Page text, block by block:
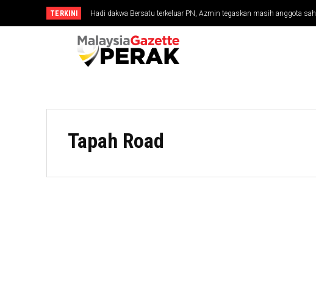
TERKINI Hadi dakwa Bersatu terkeluar PN, Azmin tegaskan masih anggota sah
Tapah Road